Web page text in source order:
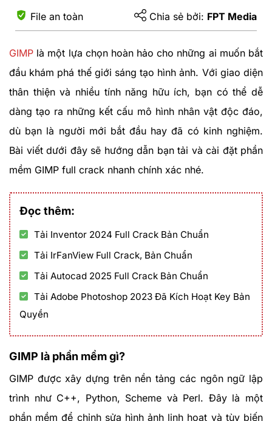
File an toàn Chia sẻ bởi: FPT Media
GIMP là một lựa chọn hoàn hảo cho những ai muốn bắt
đầu khám phá thế giới sáng tạo hình ảnh. Với giao diện
thân thiện và nhiều tính năng hữu ích, bạn có thể dễ
dàng tạo ra những kết cấu mô hình nhân vật độc đáo,
dù bạn là người mới bắt đầu hay đã có kinh nghiệm.
Bài viết dưới đây sẽ hướng dẫn bạn tải và cài đặt phần
mềm GIMP full crack nhanh chính xác nhé.
Đọc thêm:
Tải Inventor 2024 Full Crack Bản Chuẩn
Tải IrFanView Full Crack, Bản Chuẩn
Tải Autocad 2025 Full Crack Bản Chuẩn
Tải Adobe Photoshop 2023 Đã Kích Hoạt Key Bản
Quyền
GIMP là phần mềm gì?
GIMP được xây dựng trên nền tảng các ngôn ngữ lập
trình như C++, Python, Scheme và Perl. Đây là một
phần mềm để chỉnh sửa hình ảnh linh hoạt và tùy biến